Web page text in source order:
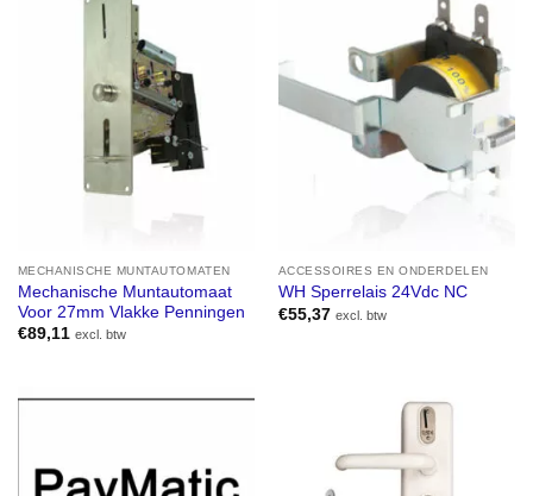
MECHANISCHE MUNTAUTOMATEN
Mechanische Muntautomaat
Voor 27mm Vlakke Penningen
€89,11 excl. btw
ACCESSOIRES EN ONDERDELEN
WH Sperrelais 24Vdc NC
€55,37 excl. btw